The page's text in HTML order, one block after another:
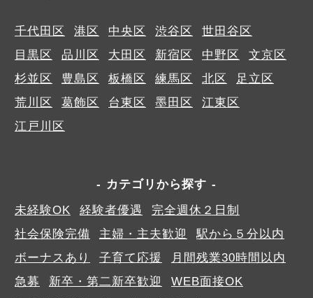
千代田区 港区 中央区 渋谷区
世田谷区
目黒区
品川区 大田区 新宿区 中野区
文京区
杉並区
豊島区 板橋区 練馬区 北区
足立区
荒川区
葛飾区 台東区 墨田区
江東区
江戸川区
カテゴリから探す
未経験OK
経験者優遇
完全週休２日制
社会保険完備
主婦・主夫歓迎
駅から５分以内
ボーナスあり
子育て応援
月間残業30時間以内
急募
新卒・第二新卒歓迎
WEB面接OK